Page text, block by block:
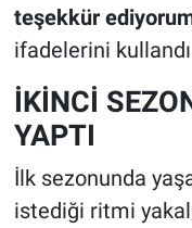
teşekkür
ifadelerini
İKİNCİ
YAPTI
İlk sezonunda
istediği ritmi